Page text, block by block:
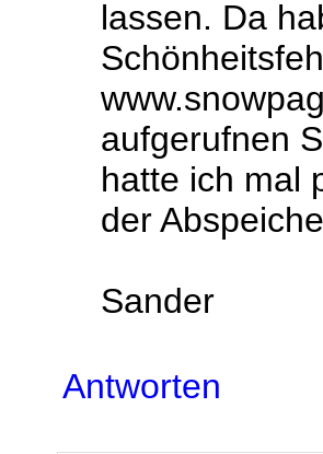
lassen. Da
aufgerufnen
hatte ich mal
der
Sander
Antworten